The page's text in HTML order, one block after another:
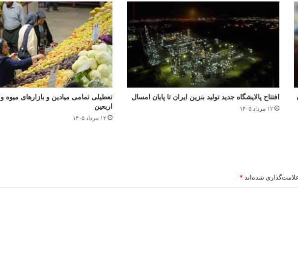
افتتاح ‌پالایشگاه جدید تولید بنزین ایران تا پایان امسال
۱۲ مرداد ۱۴۰۵
تعطیلی تمامی میادین و بازارهای میوه و
اربعین
۱۲ مرداد ۱۴۰۵
شده‌اند *